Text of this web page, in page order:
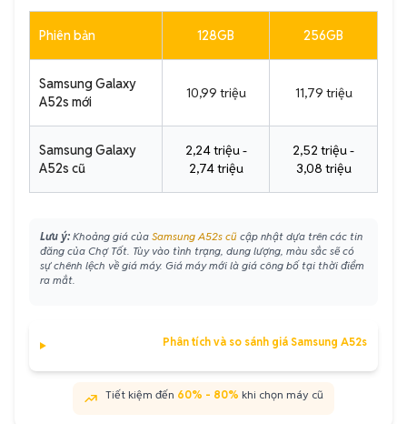
Phiên bản 128GB 256GB
Samsung Galaxy
A52s mới
10,99 triệu 11,79 triệu
Samsung Galaxy
A52s cũ
2,24 triệu -
2,74 triệu
2,52 triệu -
3,08 triệu
Lưu ý: Khoảng giá của Samsung A52s cũ cập nhật dựa trên các tin
đăng của Chợ Tốt. Tùy vào tình trạng, dung lượng, màu sắc sẽ có
sự chênh lệch về giá máy. Giá máy mới là giá công bố tại thời điểm
ra mắt.
Phân tích và so sánh giá Samsung A52s
Tiết kiệm đến 60% - 80% khi chọn máy cũ